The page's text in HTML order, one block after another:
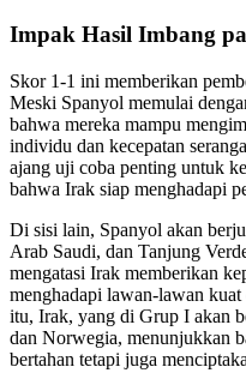
Impak Hasil Imbang
Skor 1-1 ini memberikan
Meski Spanyol memulai
bahwa mereka mampu
individu dan kecepatan
ajang uji coba penting untuk
bahwa Irak siap menghadapi
Di sisi lain, Spanyol akan
Arab Saudi, dan Tanjung
mengatasi Irak memberikan
menghadapi lawan-lawan
itu, Irak, yang di Grup I akan
dan Norwegia, menunjukkan
bertahan tetapi juga